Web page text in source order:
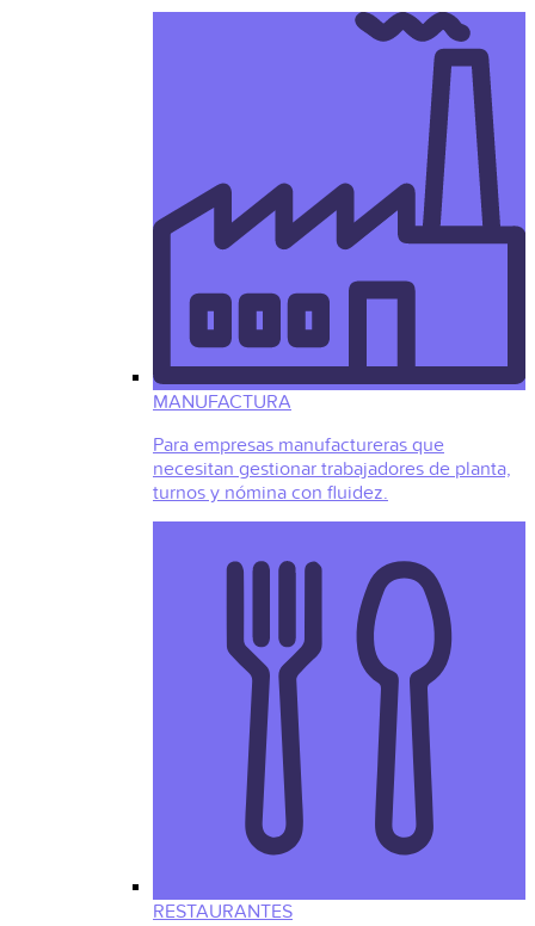
MANUFACTURA
Para empresas manufactureras que
necesitan gestionar trabajadores de planta,
turnos y nómina con fluidez.
RESTAURANTES